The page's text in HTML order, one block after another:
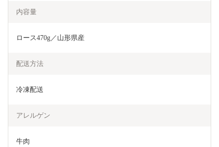
内容量
ロース470g／山形県産
配送方法
冷凍配送
アレルゲン
牛肉